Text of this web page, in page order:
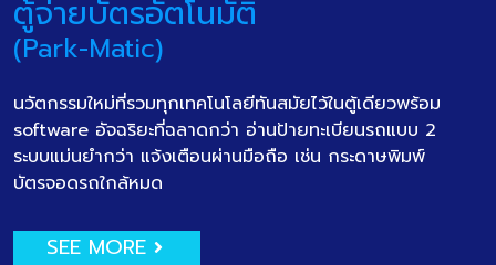
ตู้จ่ายบัตรอัตโนมัติ
(Park-Matic)
นวัตกรรมใหม่ที่รวมทุกเทคโนโลยีทันสมัยไว้ในตู้เดียวพร้อม
software อัจฉริยะที่ฉลาดกว่า อ่านป้ายทะเบียนรถแบบ 2
ระบบแม่นยำกว่า แจ้งเตือนผ่านมือถือ เช่น กระดาษพิมพ์
บัตรจอดรถใกล้หมด
SEE MORE